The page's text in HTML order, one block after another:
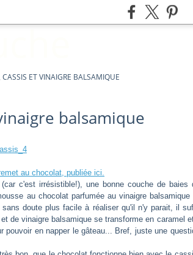
ET VINAIGRE BALSAMIQUE
balsamique
au chocolat, publiée ici.
c'est irrésistible!), une bonne couche de baies
au chocolat parfumée au vinaigre balsamique
doute plus facile à réaliser qu'il n'y parait, il
de vinaigre balsamique se transforme en caramel
pouvoir en napper le gâteau... Bref, juste une